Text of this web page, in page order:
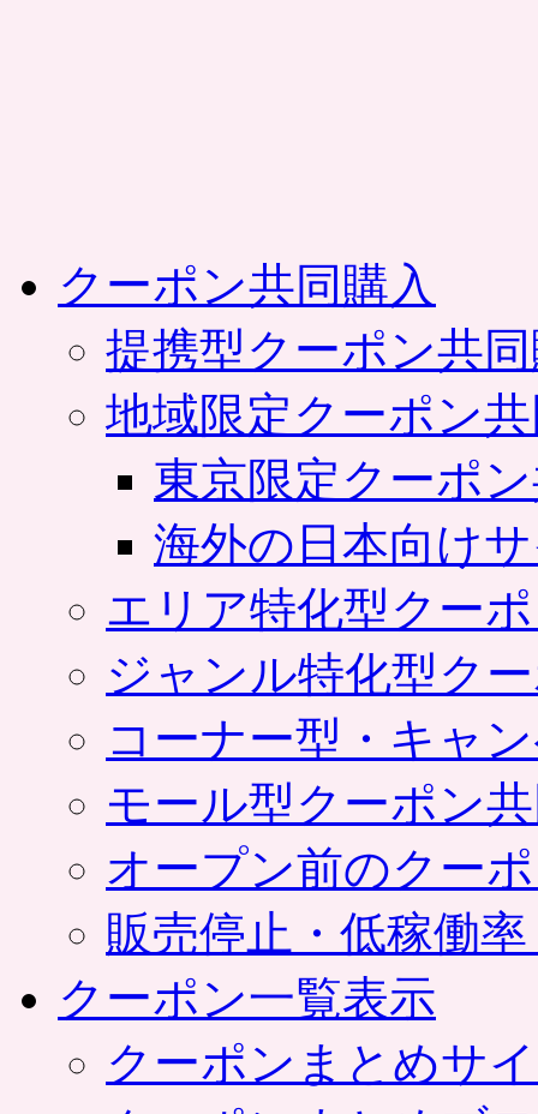
クーポン共同購入
提携型クーポン共
地域限定クーポン
東京限定クーポ
海外の日本向け
エリア特化型クー
ジャンル特化型ク
コーナー型・キャ
モール型クーポン
オープン前のクー
販売停止・低稼働
クーポン一覧表示
クーポンまとめサ